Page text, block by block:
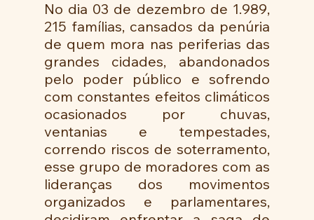
No dia 03 de dezembro de 1.989,
215 famílias, cansados da penúria
de quem mora nas periferias das
grandes cidades, abandonados
pelo poder público e sofrendo
com constantes efeitos climáticos
ocasionados por chuvas,
ventanias e tempestades,
correndo riscos de soterramento,
esse grupo de moradores com as
lideranças dos movimentos
organizados e parlamentares,